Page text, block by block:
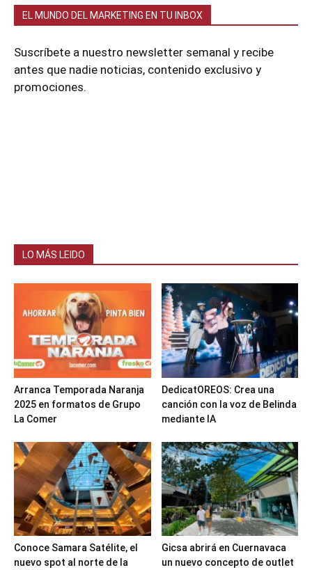
EL MUNDO DEL MARKETING EN TU INBOX
Suscríbete a nuestro newsletter semanal y recibe
antes que nadie noticias, contenido exclusivo y
promociones.
LO MÁS LEIDO
Arranca Temporada Naranja
2025 en formatos de Grupo
La Comer
DedicatOREOS: Crea una
canción con la voz de Belinda
mediante IA
Conoce Samara Satélite, el
nuevo spot al norte de la
Gicsa abrirá en Cuernavaca
un nuevo concepto de outlet